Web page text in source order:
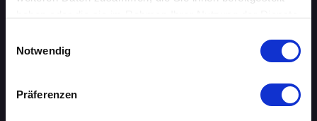
Notwendig
Präferenzen
AUGSBURG